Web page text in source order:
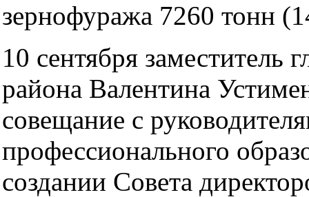
зернофуража 7260 тонн
10 сентября заместитель
района Валентина
совещание с
профессионального
создании Совета